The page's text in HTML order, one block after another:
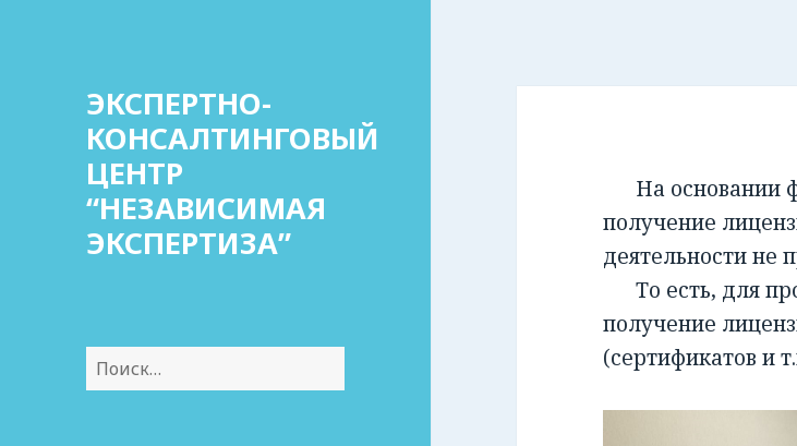
ЭКСПЕРТНО-
КОНСАЛТИНГОВЫЙ
ЦЕНТР
“НЕЗАВИСИМАЯ
ЭКСПЕРТИЗА”
Найти:
На основании
получение
деятельности не
То есть, для
получение
(сертификатов и